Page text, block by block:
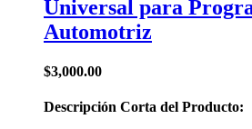
Universal para
Automotriz
$3,000.00
Descripción Corta del Producto: